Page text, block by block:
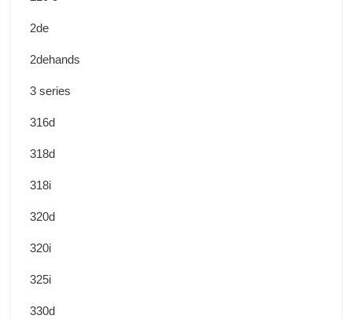
2de
2dehands
3 series
316d
318d
318i
320d
320i
325i
330d